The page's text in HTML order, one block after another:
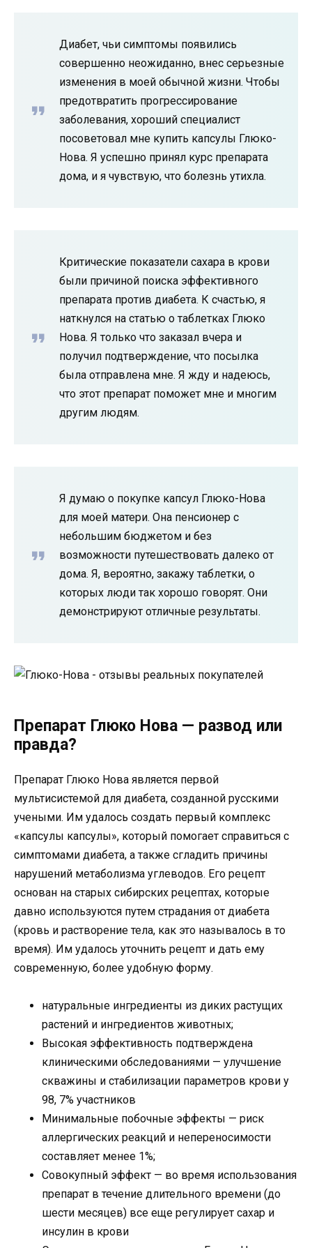
Диабет, чьи симптомы появились
совершенно неожиданно, внес серьезные
изменения в моей обычной жизни. Чтобы
предотвратить прогрессирование
заболевания, хороший специалист
посоветовал мне купить капсулы Глюко-
Нова. Я успешно принял курс препарата
дома, и я чувствую, что болезнь утихла.
Критические показатели сахара в крови
были причиной поиска эффективного
препарата против диабета. К счастью, я
наткнулся на статью о таблетках Глюко
Нова. Я только что заказал вчера и
получил подтверждение, что посылка
была отправлена ​​мне. Я жду и надеюсь,
что этот препарат поможет мне и многим
другим людям.
Я думаю о покупке капсул Глюко-Нова
для моей матери. Она пенсионер с
небольшим бюджетом и без
возможности путешествовать далеко от
дома. Я, вероятно, закажу таблетки, о
которых люди так хорошо говорят. Они
демонстрируют отличные результаты.
Препарат Глюко Нова — развод или
правда?
Препарат Глюко Нова является первой
мультисистемой для диабета, созданной русскими
учеными. Им удалось создать первый комплекс
«капсулы капсулы», который помогает справиться с
симптомами диабета, а также сгладить причины
нарушений метаболизма углеводов. Его рецепт
основан на старых сибирских рецептах, которые
давно используются путем страдания от диабета
(кровь и растворение тела, как это называлось в то
время). Им удалось уточнить рецепт и дать ему
современную, более удобную форму.
натуральные ингредиенты из диких растущих
растений и ингредиентов животных;
Высокая эффективность подтверждена
клиническими обследованиями — улучшение
скважины и стабилизации параметров крови у
98, 7% участников
Минимальные побочные эффекты — риск
аллергических реакций и непереносимости
составляет менее 1%;
Совокупный эффект — во время использования
препарат в течение длительного времени (до
шести месяцев) все еще регулирует сахар и
инсулин в крови